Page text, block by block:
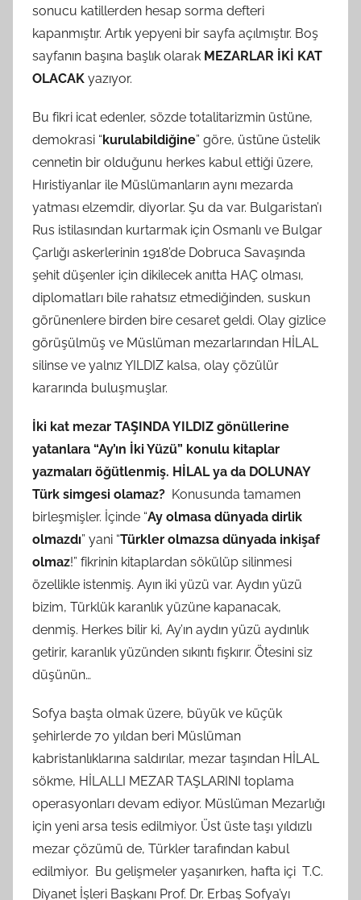
sonucu katillerden hesap sorma defteri
kapanmıştır. Artık yepyeni bir sayfa açılmıştır. Boş
sayfanın başına başlık olarak MEZARLAR İKİ KAT
OLACAK yazıyor.
Bu fikri icat edenler, sözde totalitarizmin üstüne,
demokrasi “kurulabildiğine” göre, üstüne üstelik
cennetin bir olduğunu herkes kabul ettiği üzere,
Hıristiyanlar ile Müslümanların aynı mezarda
yatması elzemdir, diyorlar. Şu da var. Bulgaristan’ı
Rus istilasından kurtarmak için Osmanlı ve Bulgar
Çarlığı askerlerinin 1918’de Dobruca Savaşında
şehit düşenler için dikilecek anıtta HAÇ olması,
diplomatları bile rahatsız etmediğinden, suskun
görünenlere birden bire cesaret geldi. Olay gizlice
görüşülmüş ve Müslüman mezarlarından HİLAL
silinse ve yalnız YILDIZ kalsa, olay çözülür
kararında buluşmuşlar.
İki kat mezar TAŞINDA YILDIZ gönüllerine
yatanlara “Ay’ın İki Yüzü” konulu kitaplar
yazmaları öğütlenmiş. HİLAL ya da DOLUNAY
Türk simgesi olamaz? Konusunda tamamen
birleşmişler. İçinde “Ay olmasa dünyada dirlik
olmazdı” yani “Türkler olmazsa dünyada inkişaf
olmaz!” fikrinin kitaplardan sökülüp silinmesi
özellikle istenmiş. Ayın iki yüzü var. Aydın yüzü
bizim, Türklük karanlık yüzüne kapanacak,
denmiş. Herkes bilir ki, Ay’ın aydın yüzü aydınlık
getirir, karanlık yüzünden sıkıntı fışkırır. Ötesini siz
düşünün…
Sofya başta olmak üzere, büyük ve küçük
şehirlerde 70 yıldan beri Müslüman
kabristanlıklarına saldırılar, mezar taşından HİLAL
sökme, HİLALLI MEZAR TAŞLARINI toplama
operasyonları devam ediyor. Müslüman Mezarlığı
için yeni arsa tesis edilmiyor. Üst üste taşı yıldızlı
mezar çözümü de, Türkler tarafından kabul
edilmiyor. Bu gelişmeler yaşanırken, hafta içi T.C.
Diyanet İşleri Başkanı Prof. Dr. Erbaş Sofya’yı